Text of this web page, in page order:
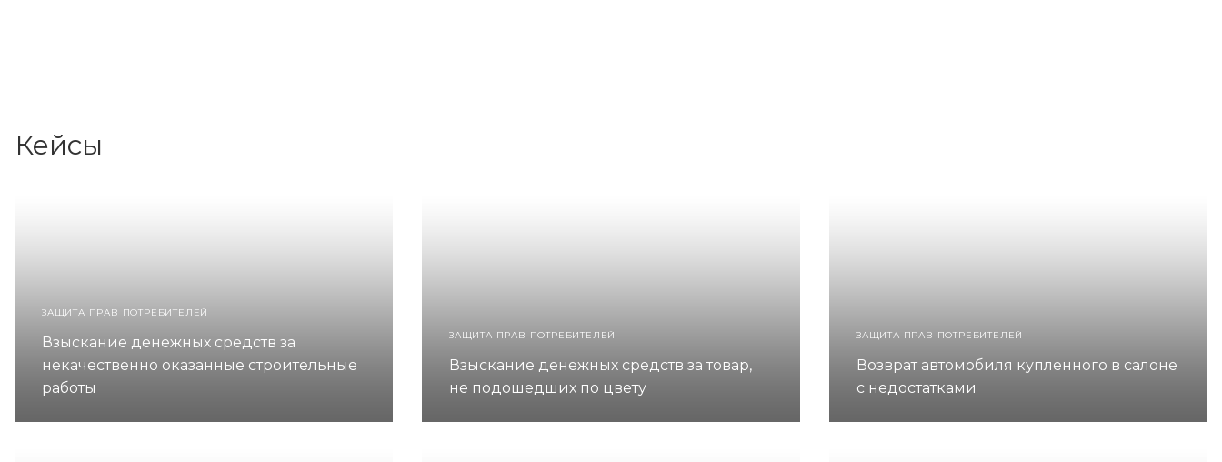
Кейсы
ЗАЩИТА ПРАВ ПОТРЕБИТЕЛЕЙ
Взыскание денежных средств за
некачественно оказанные строительные
работы
ЗАЩИТА ПРАВ ПОТРЕБИТЕЛЕЙ
Взыскание денежных средств за товар,
не подошедших по цвету
ЗАЩИТА ПРАВ ПОТРЕБИТЕЛЕЙ
Возврат автомобиля купленного в салоне
с недостатками